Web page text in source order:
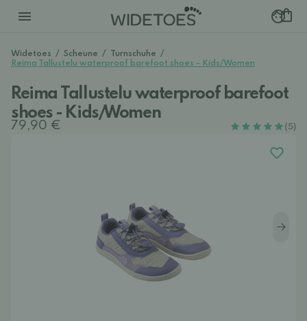
Widetoes / Scheune / Turnschuhe /
Reima Tallustelu waterproof barefoot shoes - Kids/Women
Reima Tallustelu waterproof barefoot
shoes - Kids/Women
79,90 € (5)